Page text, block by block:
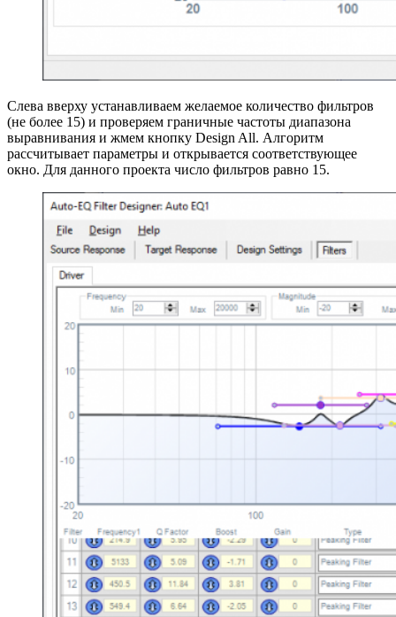
Слева вверху устанавливаем желаемое количество фильтров
(не более 15) и проверяем граничные частоты диапазона
выравнивания и жмем кнопку Design All. Алгоритм
рассчитывает параметры и открывается соответствующее
окно. Для данного проекта число фильтров равно 15.